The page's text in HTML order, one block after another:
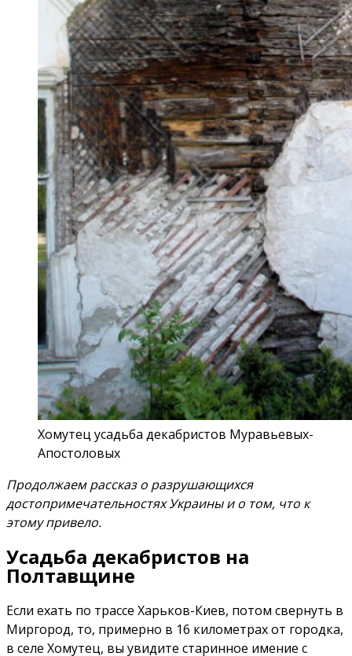
Хомутец усадьба декабристов Муравьевых-
Апостоловых
Продолжаем рассказ о разрушающихся
достопримечательностях Украины и о том, что к
этому привело.
Усадьба декабристов на
Полтавщине
Если ехать по трассе Харьков-Киев, потом свернуть в
Миргород, то, примерно в 16 километрах от городка,
в селе Хомутец, вы увидите старинное имение с